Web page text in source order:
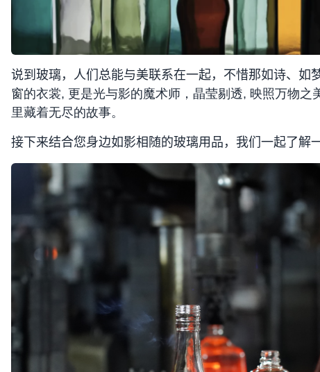
说到玻璃，人们总能与美联系在一起，不惜那如诗、如
窗的衣裳, 更是光与影的魔术师，晶莹剔透, 映照万物
里藏着无尽的故事。
接下来结合您身边如影相随的玻璃用品，我们一起了解